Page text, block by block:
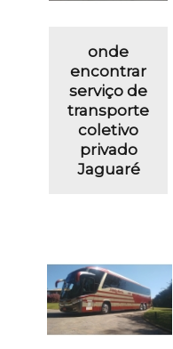
onde
encontrar
serviço de
transporte
coletivo
privado
Jaguaré